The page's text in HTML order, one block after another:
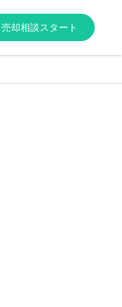
売却相談スタート